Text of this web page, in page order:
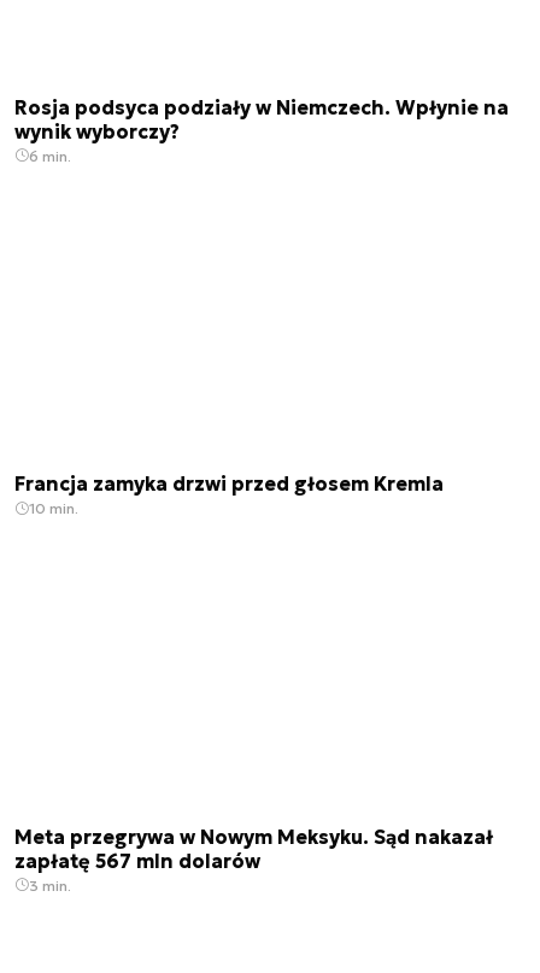
Rosja podsyca podziały w Niemczech. Wpłynie na
wynik wyborczy?
6 min.
Francja zamyka drzwi przed głosem Kremla
10 min.
Meta przegrywa w Nowym Meksyku. Sąd nakazał
zapłatę 567 mln dolarów
3 min.